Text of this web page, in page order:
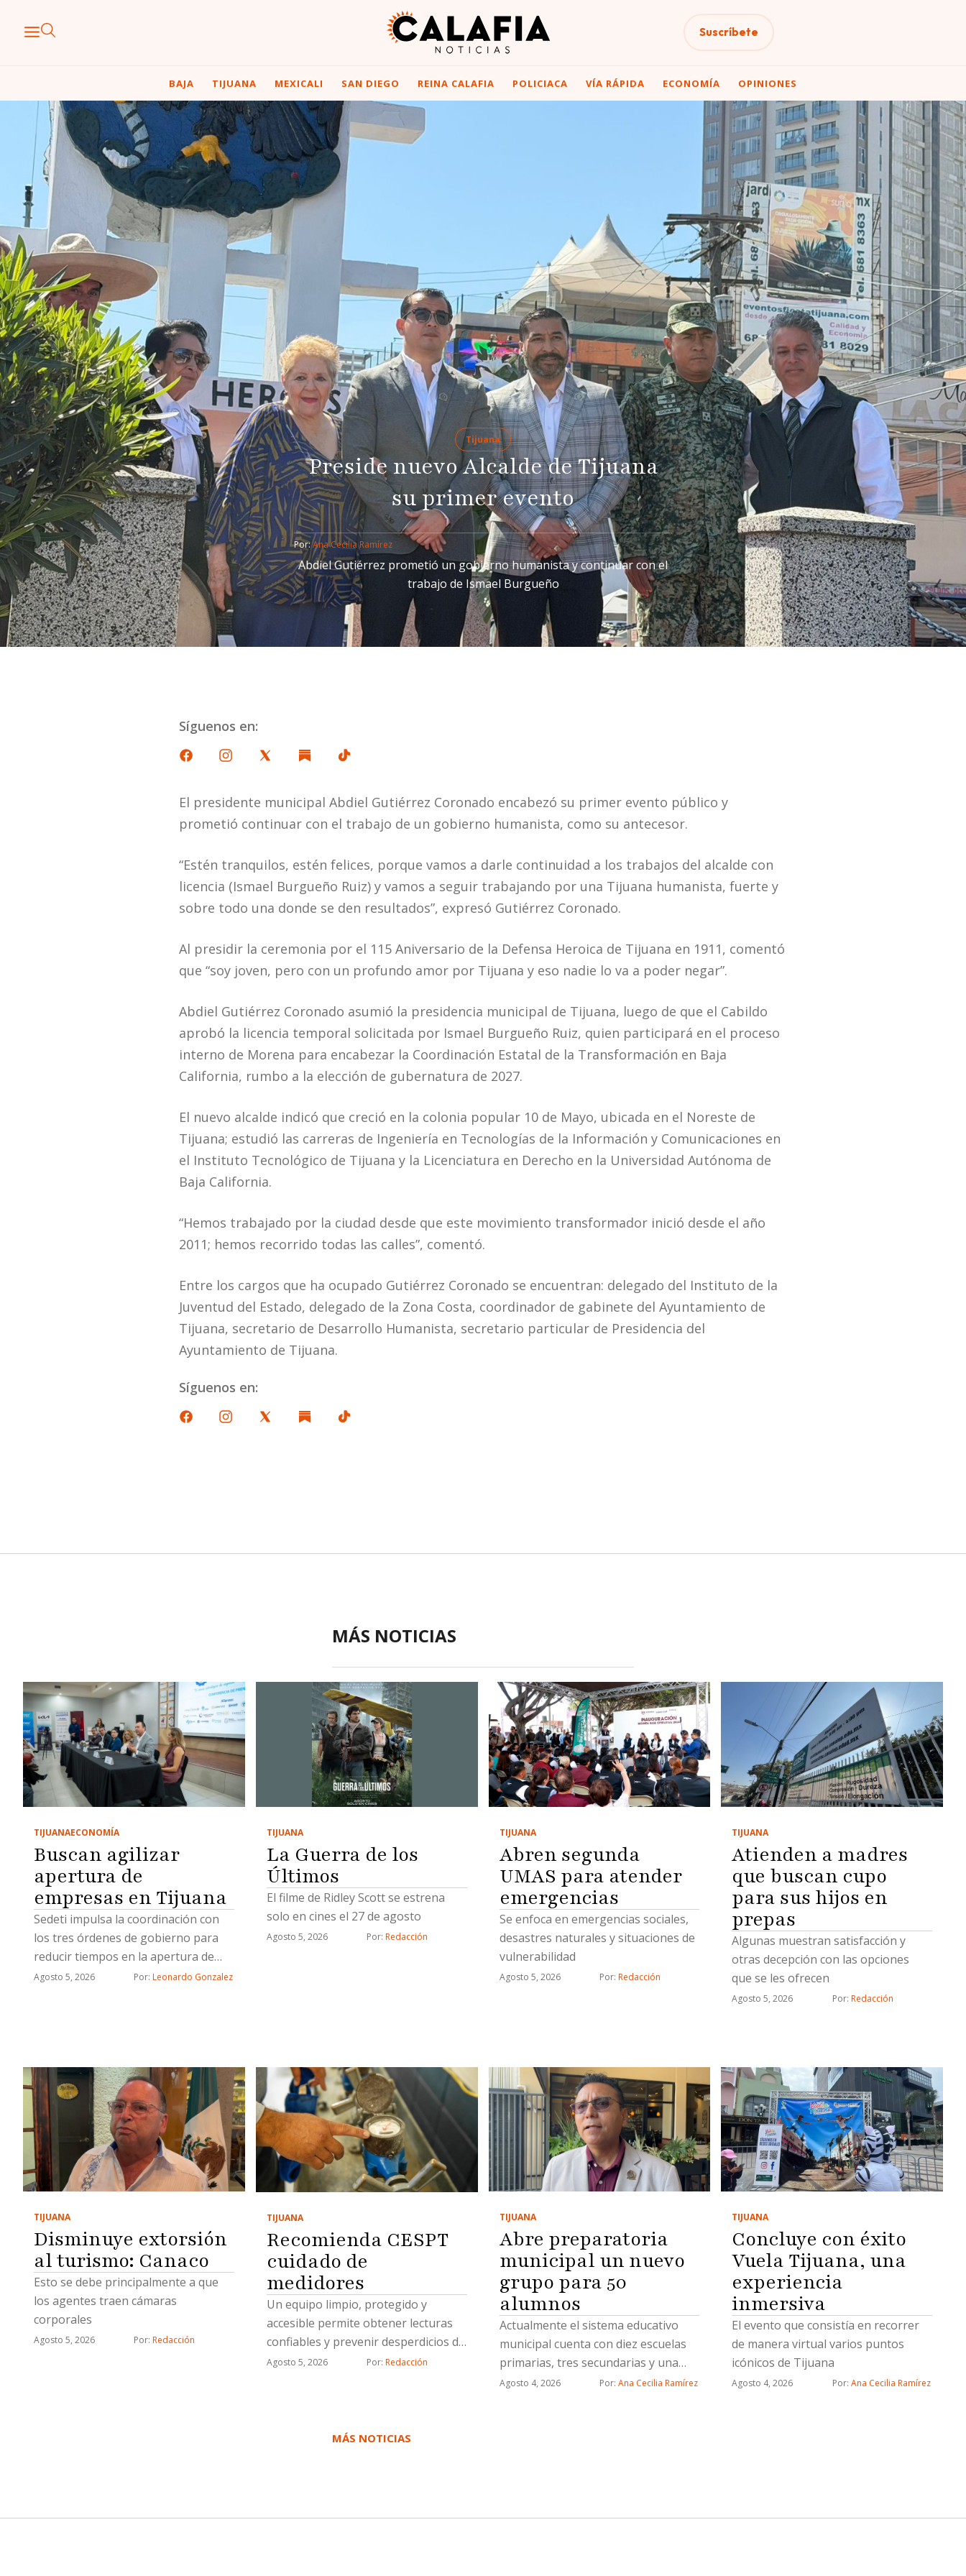
Suscríbete
BAJA TIJUANA MEXICALI SAN DIEGO REINA CALAFIA POLICIACA VÍA RÁPIDA ECONOMÍA OPINIONES
Tijuana
Preside nuevo Alcalde de Tijuana
su primer evento
Por: Ana Cecilia Ramírez
Abdiel Gutiérrez prometió un gobierno humanista y continuar con el
trabajo de Ismael Burgueño
Síguenos en:
El presidente municipal Abdiel Gutiérrez Coronado encabezó su primer evento público y
prometió continuar con el trabajo de un gobierno humanista, como su antecesor.
“Estén tranquilos, estén felices, porque vamos a darle continuidad a los trabajos del alcalde con
licencia (Ismael Burgueño Ruiz) y vamos a seguir trabajando por una Tijuana humanista, fuerte y
sobre todo una donde se den resultados”, expresó Gutiérrez Coronado.
Al presidir la ceremonia por el 115 Aniversario de la Defensa Heroica de Tijuana en 1911, comentó
que “soy joven, pero con un profundo amor por Tijuana y eso nadie lo va a poder negar”.
Abdiel Gutiérrez Coronado asumió la presidencia municipal de Tijuana, luego de que el Cabildo
aprobó la licencia temporal solicitada por Ismael Burgueño Ruiz, quien participará en el proceso
interno de Morena para encabezar la Coordinación Estatal de la Transformación en Baja
California, rumbo a la elección de gubernatura de 2027.
El nuevo alcalde indicó que creció en la colonia popular 10 de Mayo, ubicada en el Noreste de
Tijuana; estudió las carreras de Ingeniería en Tecnologías de la Información y Comunicaciones en
el Instituto Tecnológico de Tijuana y la Licenciatura en Derecho en la Universidad Autónoma de
Baja California.
“Hemos trabajado por la ciudad desde que este movimiento transformador inició desde el año
2011; hemos recorrido todas las calles”, comentó.
Entre los cargos que ha ocupado Gutiérrez Coronado se encuentran: delegado del Instituto de la
Juventud del Estado, delegado de la Zona Costa, coordinador de gabinete del Ayuntamiento de
Tijuana, secretario de Desarrollo Humanista, secretario particular de Presidencia del
Ayuntamiento de Tijuana.
Síguenos en:
MÁS NOTICIAS
TIJUANAECONOMÍA
Buscan agilizar
apertura de
empresas en Tijuana
Sedeti impulsa la coordinación con
los tres órdenes de gobierno para
reducir tiempos en la apertura de
nuevos negocios
Agosto 5, 2026 Por: Leonardo Gonzalez
TIJUANA
La Guerra de los
Últimos
El filme de Ridley Scott se estrena
solo en cines el 27 de agosto
Agosto 5, 2026 Por: Redacción
TIJUANA
Abren segunda
UMAS para atender
emergencias
Se enfoca en emergencias sociales,
desastres naturales y situaciones de
vulnerabilidad
Agosto 5, 2026 Por: Redacción
TIJUANA
Atienden a madres
que buscan cupo
para sus hijos en
prepas
Algunas muestran satisfacción y
otras decepción con las opciones
que se les ofrecen
Agosto 5, 2026 Por: Redacción
TIJUANA
Disminuye extorsión
al turismo: Canaco
Esto se debe principalmente a que
los agentes traen cámaras
corporales
Agosto 5, 2026 Por: Redacción
TIJUANA
Recomienda CESPT
cuidado de
medidores
Un equipo limpio, protegido y
accesible permite obtener lecturas
confiables y prevenir desperdicios de
agua
Agosto 5, 2026 Por: Redacción
TIJUANA
Abre preparatoria
municipal un nuevo
grupo para 50
alumnos
Actualmente el sistema educativo
municipal cuenta con diez escuelas
primarias, tres secundarias y una
preparatoria
Agosto 4, 2026 Por: Ana Cecilia Ramírez
TIJUANA
Concluye con éxito
Vuela Tijuana, una
experiencia
inmersiva
El evento que consistía en recorrer
de manera virtual varios puntos
icónicos de Tijuana
Agosto 4, 2026 Por: Ana Cecilia Ramírez
MÁS NOTICIAS